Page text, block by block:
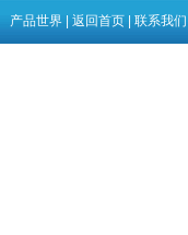
产品世界| 返回首页| 联系我们